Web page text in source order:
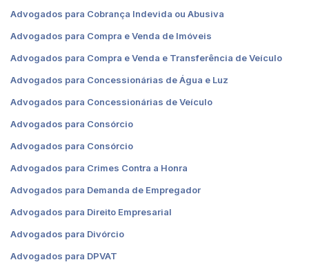
Advogados para Cobrança Indevida ou Abusiva
Advogados para Compra e Venda de Imóveis
Advogados para Compra e Venda e Transferência de Veículo
Advogados para Concessionárias de Água e Luz
Advogados para Concessionárias de Veículo
Advogados para Consórcio
Advogados para Consórcio
Advogados para Crimes Contra a Honra
Advogados para Demanda de Empregador
Advogados para Direito Empresarial
Advogados para Divórcio
Advogados para DPVAT